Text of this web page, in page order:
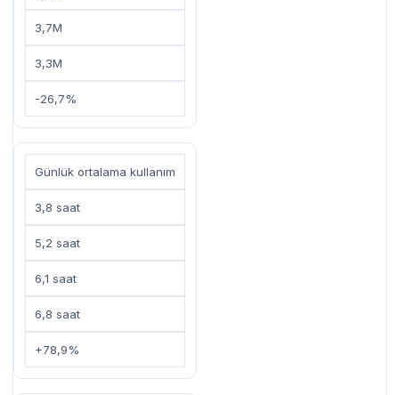
3,7M
3,3M
-26,7%
Günlük ortalama kullanım
3,8 saat
5,2 saat
6,1 saat
6,8 saat
+78,9%